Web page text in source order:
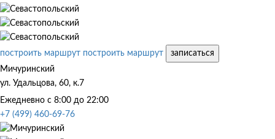
построить маршрут построить маршрут
записаться
Мичуринский
ул. Удальцова, 60, к.7
Ежедневно с 8:00 до 22:00
+7 (499) 460-69-76